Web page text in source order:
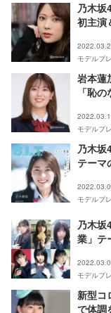
乃木坂
初主演
モデルプ
岩本蓮
「恥
モデルプ
乃木坂
テーマ
モデルプ
乃木坂
業」テ
モデルプ
新型コ
で体調